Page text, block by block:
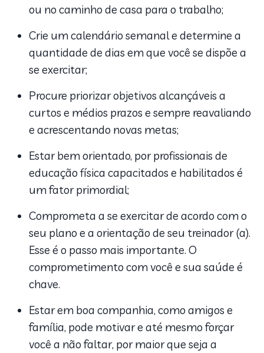
ou no caminho de casa para o trabalho;
Crie um calendário semanal e determine a
quantidade de dias em que você se dispõe a
se exercitar;
Procure priorizar objetivos alcançáveis a
curtos e médios prazos e sempre reavaliando
e acrescentando novas metas;
Estar bem orientado, por profissionais de
educação física capacitados e habilitados é
um fator primordial;
Comprometa a se exercitar de acordo com o
seu plano e a orientação de seu treinador (a).
Esse é o passo mais importante. O
comprometimento com você e sua saúde é
chave.
Estar em boa companhia, como amigos e
família, pode motivar e até mesmo forçar
você a não faltar, por maior que seja a